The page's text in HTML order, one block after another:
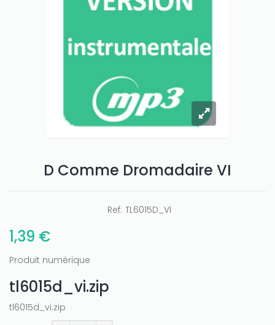
D Comme Dromadaire VI
Ref: TL6015D_VI
1,39 €
Produit numérique
tl6015d_vi.zip
tl6015d_vi.zip